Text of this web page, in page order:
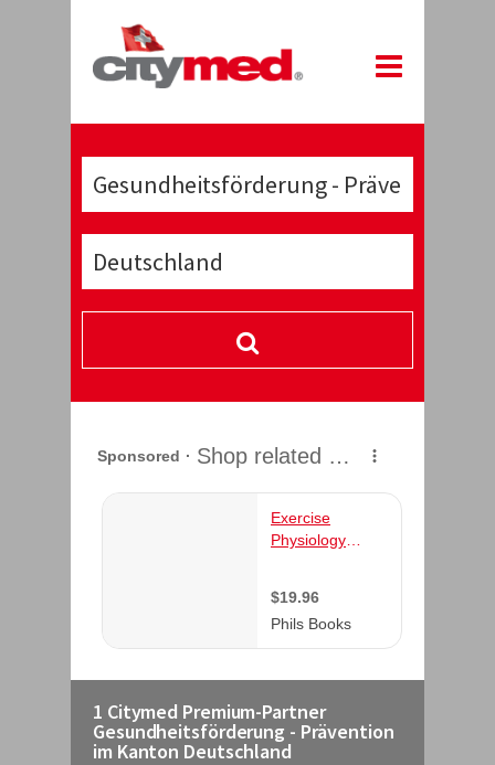
1 Citymed Premium-Partner
Gesundheitsförderung - Prävention
im Kanton Deutschland